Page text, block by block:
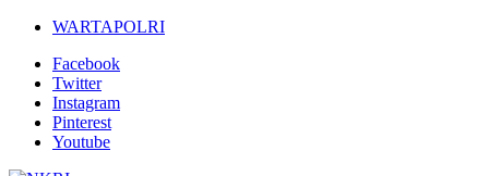
Lompat
konten
WARTAPOLRI
Facebook
Twitter
Instagram
Pinterest
Youtube